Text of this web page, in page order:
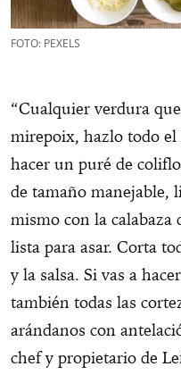
FOTO: PEXELS
“Cualquier verdura
mirepoix, hazlo todo el
hacer un puré de
de tamaño manejable,
mismo con la calabaza
lista para asar. Corta
y la salsa. Si vas a
también todas las
arándanos con
chef y propietario de